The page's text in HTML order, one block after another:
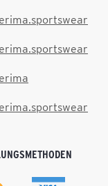
erima.sportswear
erima.sportswear
erima
erima.sportswear